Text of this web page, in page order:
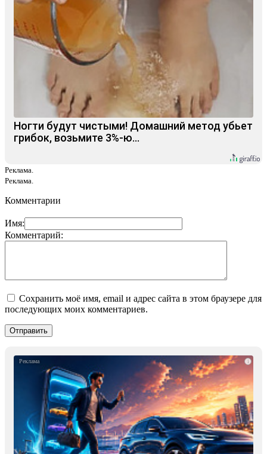
Ногти будут чистыми! Домашний метод убьет
грибок, возьмите 3%-ю…
Реклама.
Реклама.
Комментарии
Имя:
Комментарий:
Сохранить моё имя, email и адрес сайта в этом браузере для
последующих моих комментариев.
i